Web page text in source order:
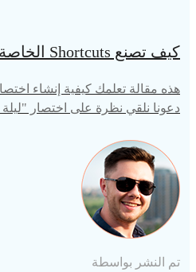
كيف تصنع Shortcuts الخاصة؟
دعونا نلقي نظرة على اختصار
صار "ليلة سعيدة" ، تريد أن تقول
جهاز iPhone قبل الذهاب إلى السرير ، وسوف ينفذ الهاتف تلقائيًا
تم النشر بواسطة